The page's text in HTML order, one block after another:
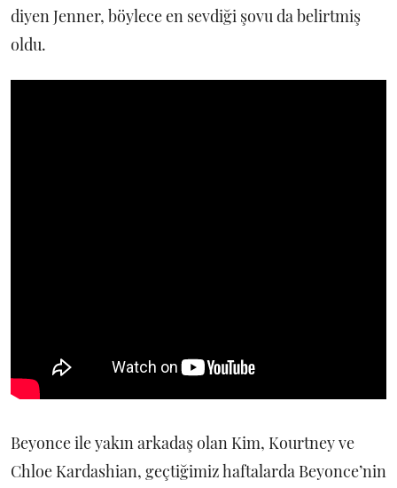
diyen Jenner, böylece en sevdiği şovu da belirtmiş
oldu.
Beyonce ile yakın arkadaş olan Kim, Kourtney ve
Chloe Kardashian, geçtiğimiz haftalarda Beyonce’nin